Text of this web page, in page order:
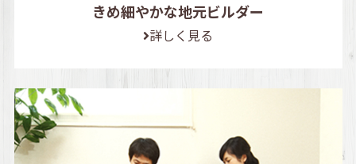
きめ細やかな地元ビルダー
詳しく見る